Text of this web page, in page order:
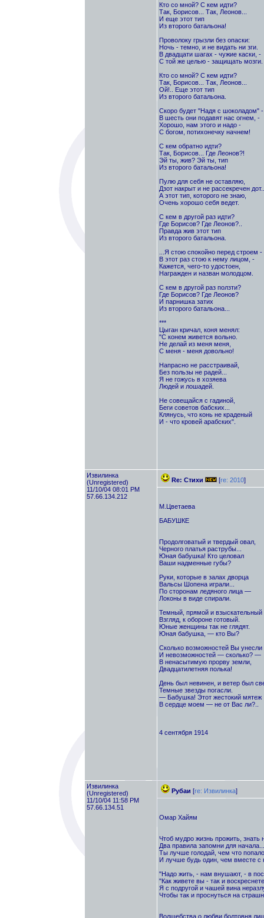
Кто со мной? С кем идти?
Так, Борисов... Так, Леонов...
И еще этот тип
Из второго батальона!
Проволоку грызли без опаски:
Ночь - темно, и не видать ни зги.
В двадцати шагах - чужие каски, -
С той же целью - защищать мозги.
Кто со мной? С кем идти?
Так, Борисов... Так, Леонов...
Ой!.. Еще этот тип
Из второго батальона.
Скоро будет "Надя с шоколадом" -
В шесть они подавят нас огнем, -
Хорошо, нам этого и надо -
С богом, потихонечку начнем!
С кем обратно идти?
Так, Борисов... Где Леонов?!
Эй ты, жив? Эй ты, тип
Из второго батальона!
Пулю для себя не оставляю,
Дзот накрыт и не рассекречен
А этот тип, которого не знаю,
Очень хорошо себя ведет.
С кем в другой раз идти?
Где Борисов? Где Леонов?..
Правда жив этот тип
Из второго батальона.
...Я стою спокойно перед строем -
В этот раз стою к нему лицом, -
Кажется, чего-то удостоен,
Награжден и назван молодцом.
С кем в другой раз ползти?
Где Борисов? Где Леонов?
И парнишка затих
Из второго батальона...
***
Цыган кричал, коня менял:
"С конем живется вольно.
Не делай из меня меня,
С меня - меня довольно!
Напрасно не расстраивай,
Без пользы не радей...
Я не гожусь в хозяева
Людей и лошадей.
Не совещайся с гадиной,
Беги советов бабских...
Клянусь, что конь не краденый
И - что кровей арабских".
Извилинка
(Unregistered)
11/10/04 08:01 PM
57.66.134.212
Re: Стихи [re: 2010]
М.Цветаева
БАБУШКЕ
Продолговатый и твердый овал,
Черного платья раструбы...
Юная бабушка! Кто целовал
Ваши надменные губы?
Руки, которые в залах дворца
Вальсы Шопена играли...
По сторонам ледяного лица —
Локоны в виде спирали.
Темный, прямой и взыскательный
Взгляд, к обороне готовый.
Юные женщины так не глядят.
Юная бабушка, — кто Вы?
Сколько возможностей Вы унесли
И невозможностей — сколько? —
В ненасытимую прорву земли,
Двадцатилетняя полька!
День был невинен, и ветер был
Темные звезды погасли.
— Бабушка! Этот жестокий мятеж
В сердце моем — не от Вас ли?..
4 сентября 1914
Извилинка
(Unregistered)
11/10/04 11:58 PM
57.66.134.51
Рубаи [re: Извилинка]
Омар Хайям
Чтоб мудро жизнь прожить, знать
Два правила запомни для начала...
Ты лучше голодай, чем что
И лучше будь один, чем вместе с
"Надо жить, - нам внушают, - в
"Как живете вы - так и
Я с подругой и чашей вина
Чтобы так и проснуться на
Волшебства о любви болтовня